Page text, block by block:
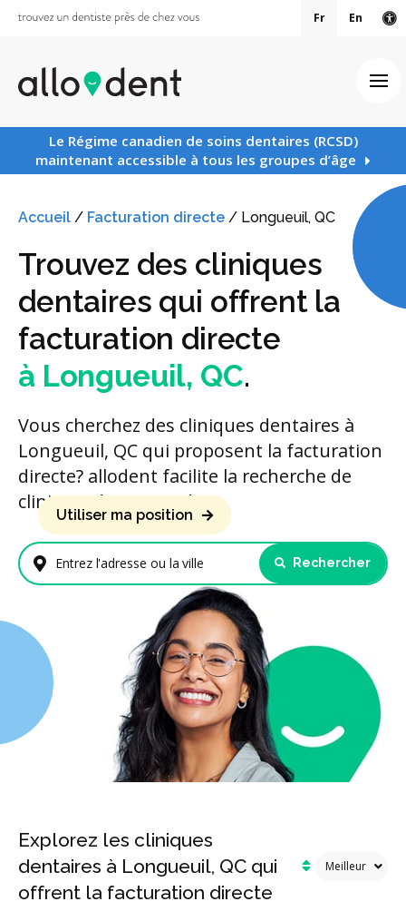
Fr En
Le Régime canadien de soins dentaires (RCSD)
maintenant accessible à tous les groupes d’âge
Accueil / Facturation directe / Longueuil, QC
Trouvez des cliniques
dentaires qui offrent la
facturation directe
à Longueuil, QC.
Vous cherchez des cliniques dentaires à
Longueuil, QC qui proposent la facturation
directe? allodent facilite la recherche de
cliniques à proximité.
Entrez l'adresse ou la ville
Utiliser ma position
Rechercher
Explorez les cliniques
dentaires à Longueuil, QC qui
offrent la facturation directe